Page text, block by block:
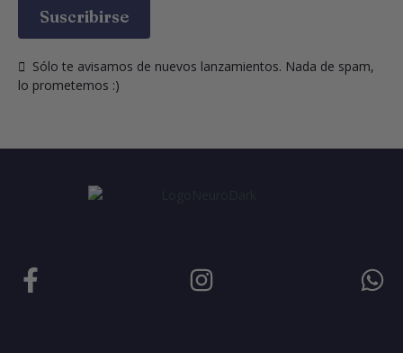
Suscribirse
  Sólo te avisamos de nuevos lanzamientos. Nada de spam,
lo prometemos :)